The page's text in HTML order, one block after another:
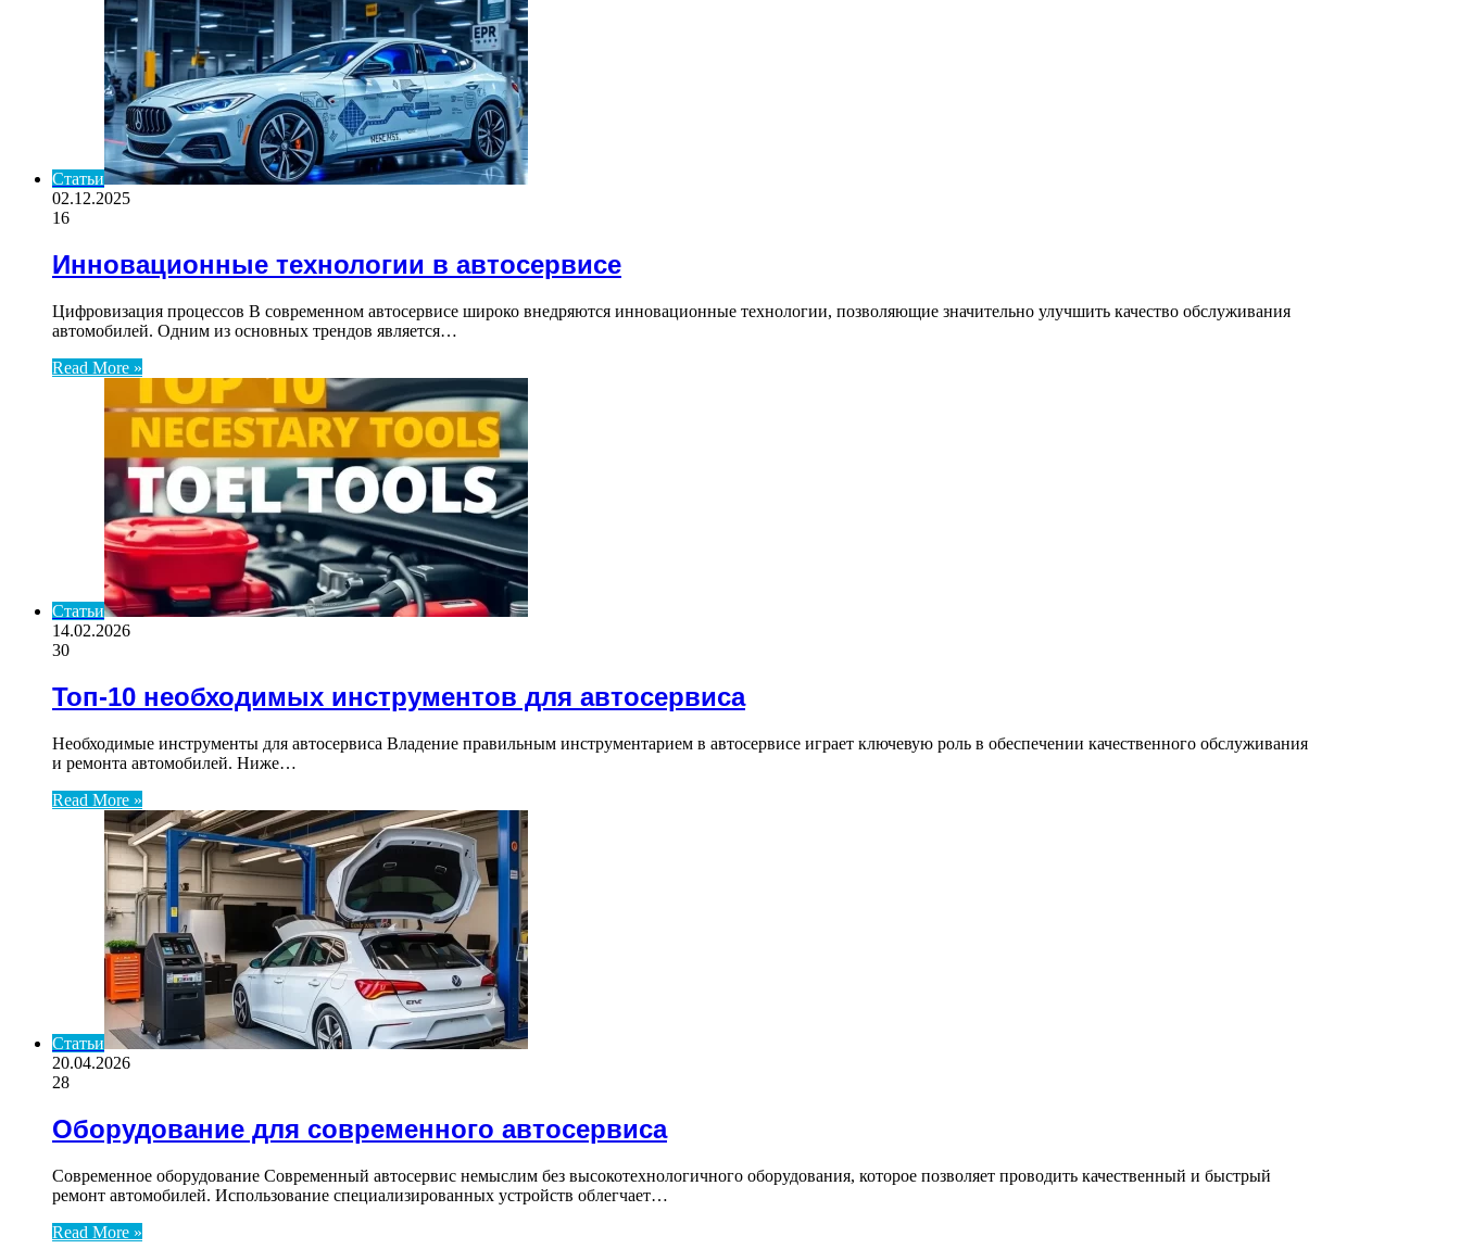
Статьи
02.12.2025
16
Инновационные технологии в автосервисе
Цифровизация процессов В современном автосервисе широко внедряются инновационные технологии, позволяющие значительно улучшить качество обслуживания
автомобилей. Одним из основных трендов является…
Read More »
Статьи
14.02.2026
30
Топ-10 необходимых инструментов для автосервиса
Необходимые инструменты для автосервиса Владение правильным инструментарием в автосервисе играет ключевую роль в обеспечении качественного обслуживания
и ремонта автомобилей. Ниже…
Read More »
Статьи
20.04.2026
28
Оборудование для современного автосервиса
Современное оборудование Современный автосервис немыслим без высокотехнологичного оборудования, которое позволяет проводить качественный и быстрый
ремонт автомобилей. Использование специализированных устройств облегчает…
Read More »